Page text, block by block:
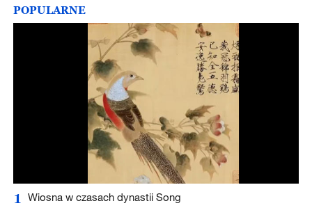
POPULARNE
1 Wiosna w czasach dynastii Song